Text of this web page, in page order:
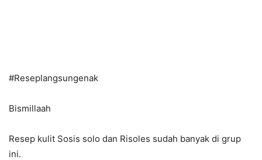
#Reseplangsungenak
Bismillaah
Resep kulit Sosis solo dan Risoles sudah banyak di grup
ini.